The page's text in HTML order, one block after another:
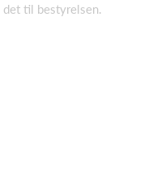
til bestyrelsen.